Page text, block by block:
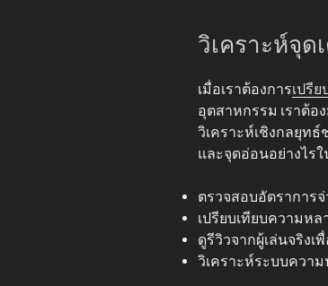
วิเคราะห์จุ
เมื่อเราต้องการเปรี
อุตสาหกรรม เราต้อ
วิเคราะห์เชิงกลยุท
และจุดอ่อนอย่างไรใ
ตรวจสอบอัตราการ
เปรียบเทียบความห
ดูรีวิวจากผู้เล่นจริง
วิเคราะห์ระบบควา